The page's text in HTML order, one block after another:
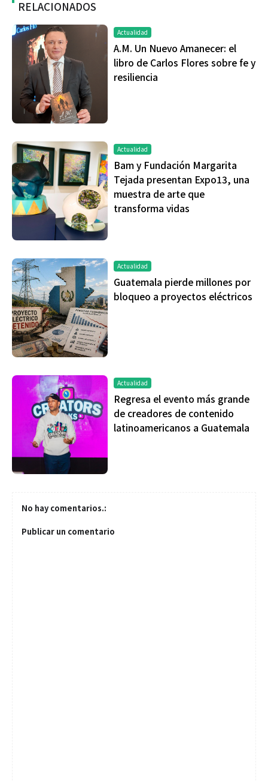
RELACIONADOS
Actualidad
A.M. Un Nuevo Amanecer: el
libro de Carlos Flores sobre fe y
resiliencia
Actualidad
Bam y Fundación Margarita
Tejada presentan Expo13, una
muestra de arte que
transforma vidas
Actualidad
Guatemala pierde millones por
bloqueo a proyectos eléctricos
Actualidad
Regresa el evento más grande
de creadores de contenido
latinoamericanos a Guatemala
No hay comentarios.:
Publicar un comentario